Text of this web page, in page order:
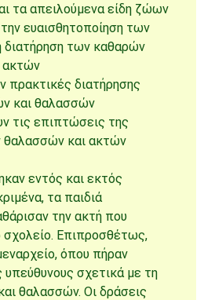
τα απειλούμενα είδη ζώων
ευαισθητοποίηση των
διατήρηση των καθαρών
ακτών
πρακτικές διατήρησης
και θαλασσών
τις επιπτώσεις της
και ακτών
εντός και εκτός
τα παιδιά
την ακτή που
σχολείο. Επιπροσθέτως,
όπου πήραν
σχετικά με τη
θαλασσών. Οι δράσεις